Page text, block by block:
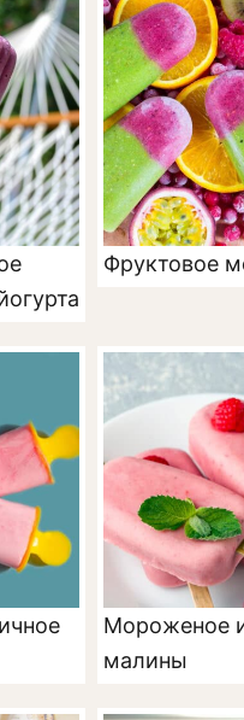
Фруктовое
Мороженое
малины